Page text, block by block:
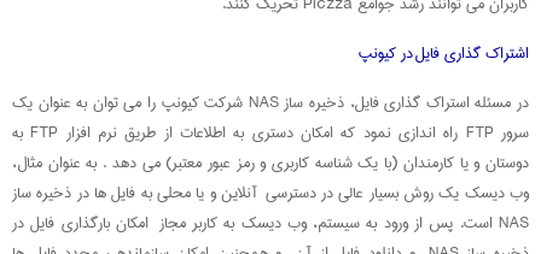
اشتراک گذاری فایل در کیونپ
در مسئله استراک گذاری فایل، ذخیره ساز NAS شرکت کیونپ را می توان به عنوان یک
سرور FTP راه اندازی نمود که امکان دستری به اطلاعات از طریق نرم افزار FTP به
دوستان و یا کارمندان (با یک شناسه کاربری و رمز عبور معتبر) می دهد . به عنوان مثال،
وب دیسک یک روش بسیار عالی در دسترسی آنلاین و یا محلی به فایل ها در ذخیره ساز
NAS است. پس از ورود به سیستم، وب دیسک به کاربر مجاز امکان بارگذاری فایل در